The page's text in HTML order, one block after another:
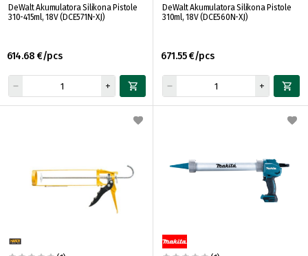
DeWalt Akumulatora Silikona Pistole
310-415ml, 18V (DCE571N-XJ)
614.68 €/pcs
DeWalt Akumulatora Silikona Pistole
310ml, 18V (DCE560N-XJ)
671.55 €/pcs